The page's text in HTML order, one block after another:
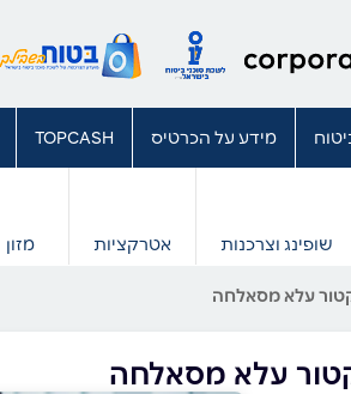
מידע על הכרטיס TOPCASH
שופינג וצרכנות אטרקציות מזון
עלא מסאלחה
עלא מסאלחה